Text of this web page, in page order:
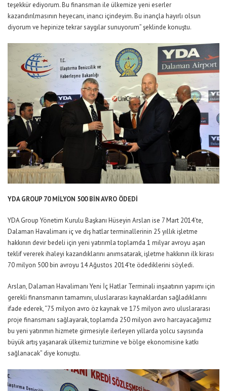
teşekkür ediyorum. Bu finansman ile ülkemize yeni eserler
kazandırılmasının heyecanı, inancı içindeyim. Bu inançla hayırlı olsun
diyorum ve hepinize tekrar saygılar sunuyorum” şeklinde konuştu.
YDA GROUP 70 MİLYON 500 BİN AVRO ÖDEDİ
YDA Group Yönetim Kurulu Başkanı Hüseyin Arslan ise 7 Mart 2014’te,
Dalaman Havalimanı iç ve dış hatlar terminallerinin 25 yıllık işletme
hakkının devir bedeli için yeni yatırımla toplamda 1 milyar avroyu aşan
teklif vererek ihaleyi kazandıklarını anımsatarak, işletme hakkının ilk kirası
70 milyon 500 bin avroyu 14 Ağustos 2014’te ödediklerini söyledi.
Arslan, Dalaman Havalimanı Yeni İç Hatlar Terminali inşaatının yapımı için
gerekli finansmanın tamamını, uluslararası kaynaklardan sağladıklarını
ifade ederek, “75 milyon avro öz kaynak ve 175 milyon avro uluslararası
proje finansmanı sağlayarak, toplamda 250 milyon avro harcayacağımız
bu yeni yatırımın hizmete girmesiyle ilerleyen yıllarda yolcu sayısında
büyük artış yaşanarak ülkemiz turizmine ve bölge ekonomisine katkı
sağlanacak” diye konuştu.